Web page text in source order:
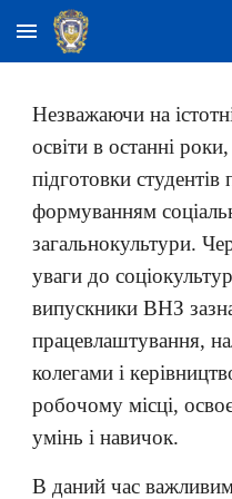
Skip to main content
Незважаючи на
освіти в останні
підготовки
формуванням
загальнокультури.
уваги до
випускники ВНЗ
працевлаштування,
колегами і
робочому місці,
умінь і навичок.
В даний час